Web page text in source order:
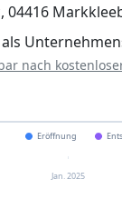
04416
nach
Eröffnung
Jan. 2025